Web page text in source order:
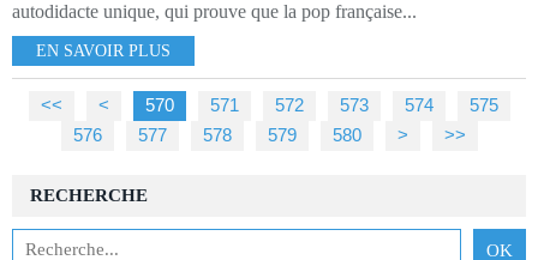
autodidacte unique, qui prouve que la pop française...
EN SAVOIR PLUS
<< < 500
510
520
530
540
550
560
570 571 572 573 574
575
576
577 578 579 580 590
600
700
800
900
1000
> >>
RECHERCHE